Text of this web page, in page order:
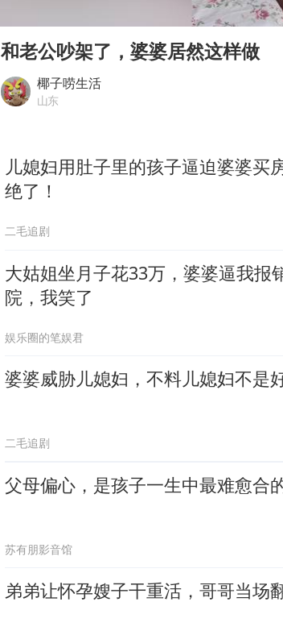
和老公吵架了，婆婆居然这样做
椰子唠生活
山东
儿媳妇用肚子里的孩子逼迫婆婆买
绝了！
二毛追剧
大姑姐坐月子花33万，婆婆逼我报
院，我笑了
娱乐圈的笔娱君
婆婆威胁儿媳妇，不料儿媳妇不是
二毛追剧
父母偏心，是孩子一生中最难愈合
苏有朋影音馆
弟弟让怀孕嫂子干重活，哥哥当场